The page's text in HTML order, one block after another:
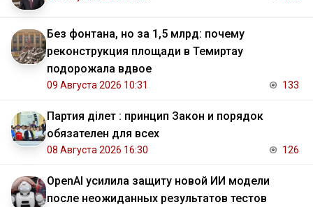
Без фонтана, но за 1,5 млрд: почему
реконструкция площади в Темиртау
подорожала вдвое
09 Августа 2026 10:31 133
Партия Әділет : принцип Закон и порядок
обязателен для всех
08 Августа 2026 16:30 126
OpenAI усилила защиту новой ИИ модели
после неожиданных результатов тестов